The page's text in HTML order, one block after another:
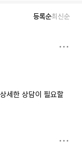
등록순최신순
세한 상담이 필요할